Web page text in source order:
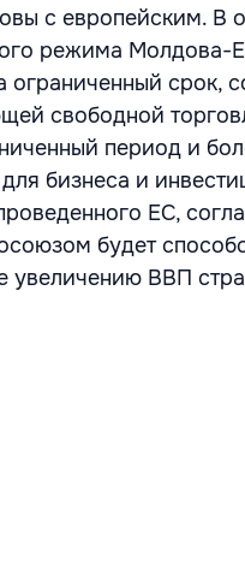
с европейским. В
режима Молдова-
срок,
свободной
период и
бизнеса и
ЕС,
будет
увеличению ВВП